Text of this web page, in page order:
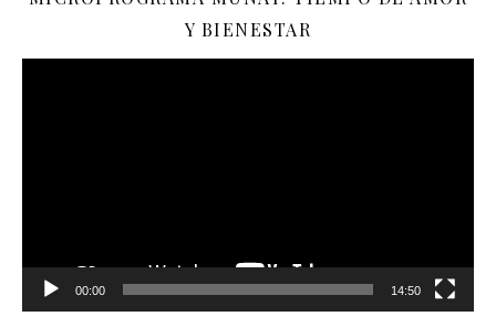
Y BIENESTAR
00:00 14:50